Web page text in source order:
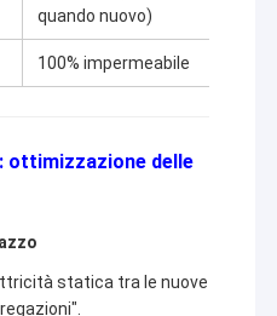
quando nuovo)
100% impermeabile
ottimizzazione delle
statica tra le nuove